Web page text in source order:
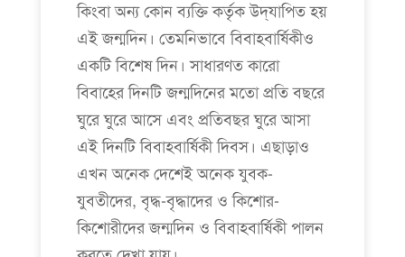
কিংবা অন্য কোন ব্যক্তি কর্তৃক উদ্‌যাপিত হয়
এই জন্মদিন। তেমনিভাবে বিবাহবার্ষিকীও
একটি বিশেষ দিন। সাধারণত কারো
বিবাহের দিনটি জন্মদিনের মতো প্রতি বছরে
ঘুরে ঘুরে আসে এবং প্রতিবছর ঘুরে আসা
এই দিনটি বিবাহবার্ষিকী দিবস। এছাড়াও
এখন অনেক দেশেই অনেক যুবক-
যুবতীদের, বৃদ্ধ-বৃদ্ধাদের ও কিশোর-
কিশোরীদের জন্মদিন ও বিবাহবার্ষিকী পালন